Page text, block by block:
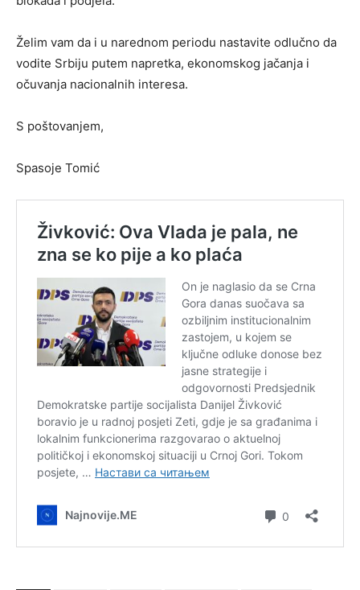
Želim vam da i u narednom periodu nastavite odlučno da
vodite Srbiju putem napretka, ekonomskog jačanja i
očuvanja nacionalnih interesa.
S poštovanjem,
Spasoje Tomić